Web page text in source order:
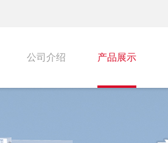
公司介绍 产品展示